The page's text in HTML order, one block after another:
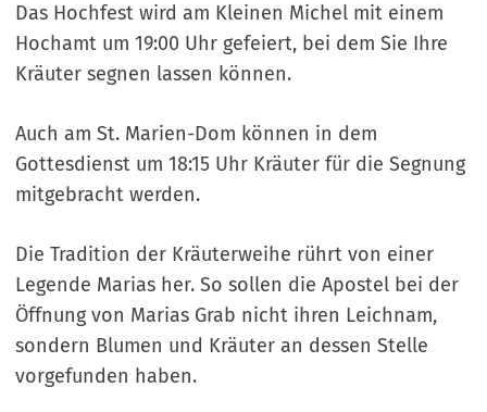
Das Hochfest wird am Kleinen Michel mit einem
Hochamt um 19:00 Uhr gefeiert, bei dem Sie Ihre
Kräuter segnen lassen können.
Auch am St. Marien-Dom können in dem
Gottesdienst um 18:15 Uhr Kräuter für die Segnung
mitgebracht werden.
Die Tradition der Kräuterweihe rührt von einer
Legende Marias her. So sollen die Apostel bei der
Öffnung von Marias Grab nicht ihren Leichnam,
sondern Blumen und Kräuter an dessen Stelle
vorgefunden haben.